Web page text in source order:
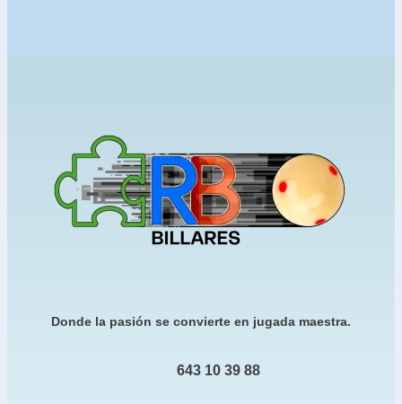
Donde la pasión se convierte en jugada maestra.
643 10 39 88